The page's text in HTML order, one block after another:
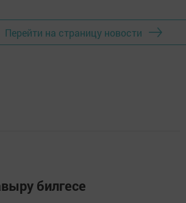
Перейти на страницу новости
билгесе